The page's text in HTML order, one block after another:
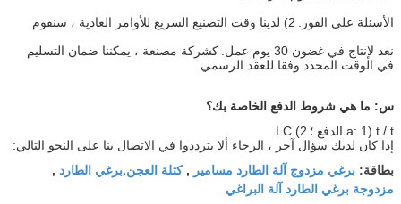
الأسئلة على الفور.
2) لدينا وقت التصنيع السريع للأوامر العادية ، سنقوم
نعد لإنتاج في غضون 30 يوم عمل.
كشركة مصنعة ، يمكننا ضمان التسليم
في الوقت المحدد وفقا للعقد الرسمي.
س: ما هي شروط الدفع الخاصة بك؟
a: 1) t / t الدفع ؛
2) LC.
إذا كان لديك سؤال آخر ، الرجاء ألا يترددوا في الاتصال بنا على النحو التالي:
بطاقة: برغي مزدوج آلة الطارد مسامير ,كتلة العجن,برغي الطارد ,
مزدوجة برغي الطارد آلة البراغي